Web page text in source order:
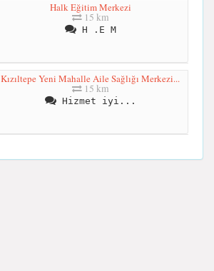
Halk Eğitim Merkezi
15 km
H .E M
Kızıltepe Yeni Mahalle Aile Sağlığı Merkezi...
15 km
Hizmet iyi...